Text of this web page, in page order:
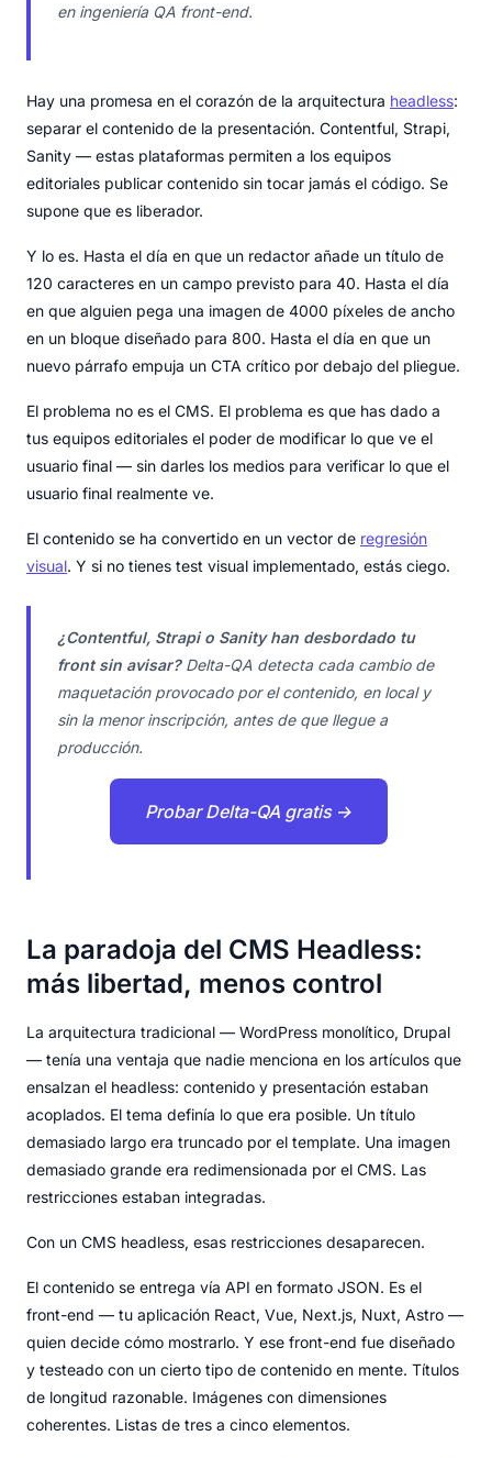
en ingeniería QA front-end.
Hay una promesa en el corazón de la arquitectura headless:
separar el contenido de la presentación. Contentful, Strapi,
Sanity — estas plataformas permiten a los equipos
editoriales publicar contenido sin tocar jamás el código. Se
supone que es liberador.
Y lo es. Hasta el día en que un redactor añade un título de
120 caracteres en un campo previsto para 40. Hasta el día
en que alguien pega una imagen de 4000 píxeles de ancho
en un bloque diseñado para 800. Hasta el día en que un
nuevo párrafo empuja un CTA crítico por debajo del pliegue.
El problema no es el CMS. El problema es que has dado a
tus equipos editoriales el poder de modificar lo que ve el
usuario final — sin darles los medios para verificar lo que el
usuario final realmente ve.
El contenido se ha convertido en un vector de regresión
visual. Y si no tienes test visual implementado, estás ciego.
¿Contentful, Strapi o Sanity han desbordado tu
front sin avisar?Delta-QA detecta cada cambio de
maquetación provocado por el contenido, en local y
sin la menor inscripción, antes de que llegue a
producción.
Probar Delta-QA gratis →
La paradoja del CMS Headless:
más libertad, menos control
La arquitectura tradicional — WordPress monolítico, Drupal
— tenía una ventaja que nadie menciona en los artículos que
ensalzan el headless: contenido y presentación estaban
acoplados. El tema definía lo que era posible. Un título
demasiado largo era truncado por el template. Una imagen
demasiado grande era redimensionada por el CMS. Las
restricciones estaban integradas.
Con un CMS headless, esas restricciones desaparecen.
El contenido se entrega vía API en formato JSON. Es el
front-end — tu aplicación React, Vue, Next.js, Nuxt, Astro —
quien decide cómo mostrarlo. Y ese front-end fue diseñado
y testeado con un cierto tipo de contenido en mente. Títulos
de longitud razonable. Imágenes con dimensiones
coherentes. Listas de tres a cinco elementos.